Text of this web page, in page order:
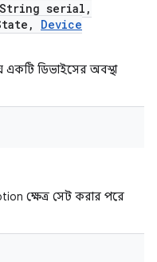
serial ,
,
Device
ডিভাইসের অবস্থা
ক্ষেত্র সেট করার পরে